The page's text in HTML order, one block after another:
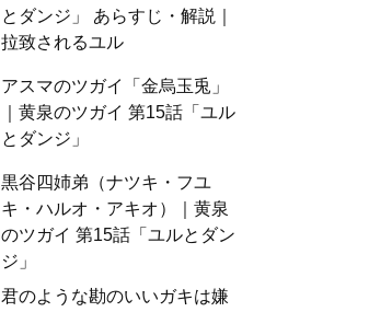
とダンジ」 あらすじ・解説｜
拉致されるユル
アスマのツガイ「金烏玉兎」
｜黄泉のツガイ 第15話「ユル
とダンジ」
黒谷四姉弟（ナツキ・フユ
キ・ハルオ・アキオ）｜黄泉
のツガイ 第15話「ユルとダン
ジ」
君のような勘のいいガキは嫌